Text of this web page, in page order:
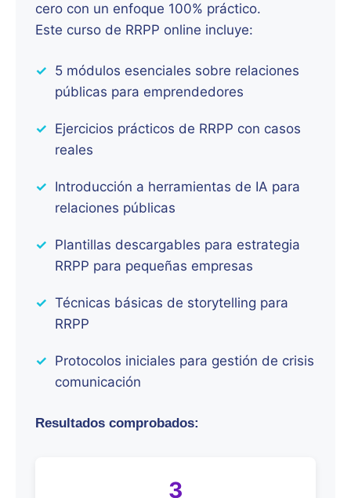
cero con un enfoque 100% práctico.
Este curso de RRPP online incluye:
✓ 5 módulos esenciales sobre relaciones
públicas para emprendedores
✓ Ejercicios prácticos de RRPP con casos
reales
✓ Introducción a herramientas de IA para
relaciones públicas
✓ Plantillas descargables para estrategia
RRPP para pequeñas empresas
✓ Técnicas básicas de storytelling para
RRPP
✓ Protocolos iniciales para gestión de crisis
comunicación
Resultados comprobados:
3